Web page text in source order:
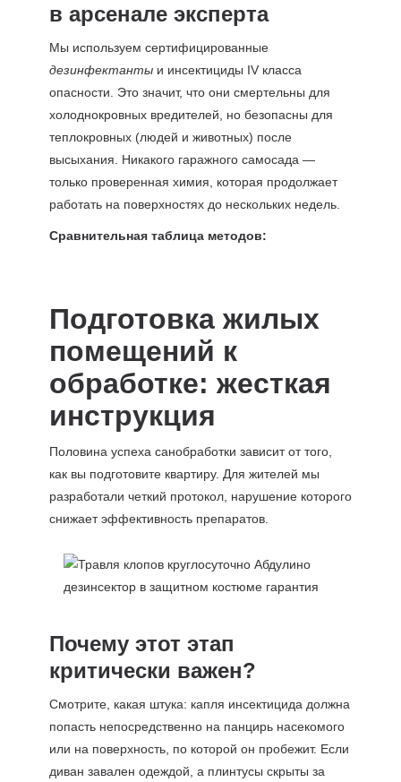
в арсенале эксперта
Мы используем сертифицированные
дезинфектантыи инсектициды IV класса
опасности. Это значит, что они смертельны для
холоднокровных вредителей, но безопасны для
теплокровных (людей и животных) после
высыхания. Никакого гаражного самосада —
только проверенная химия, которая продолжает
работать на поверхностях до нескольких недель.
Сравнительная таблица методов:
Подготовка жилых
помещений к
обработке: жесткая
инструкция
Половина успеха санобработки зависит от того,
как вы подготовите квартиру. Для жителей мы
разработали четкий протокол, нарушение которого
снижает эффективность препаратов.
Почему этот этап
критически важен?
Смотрите, какая штука: капля инсектицида должна
попасть непосредственно на панцирь насекомого
или на поверхность, по которой он пробежит. Если
диван завален одеждой, а плинтусы скрыты за